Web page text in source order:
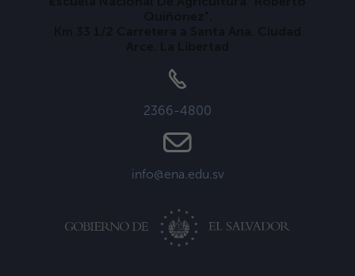
2366-4800
info@ena.edu.sv